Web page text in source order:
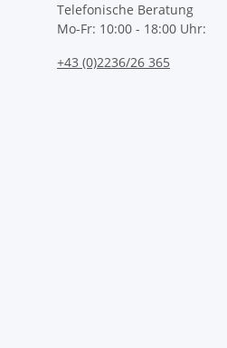
Telefonische Beratung
Mo-Fr: 10:00 - 18:00 Uhr:
+43 (0)2236/26 365